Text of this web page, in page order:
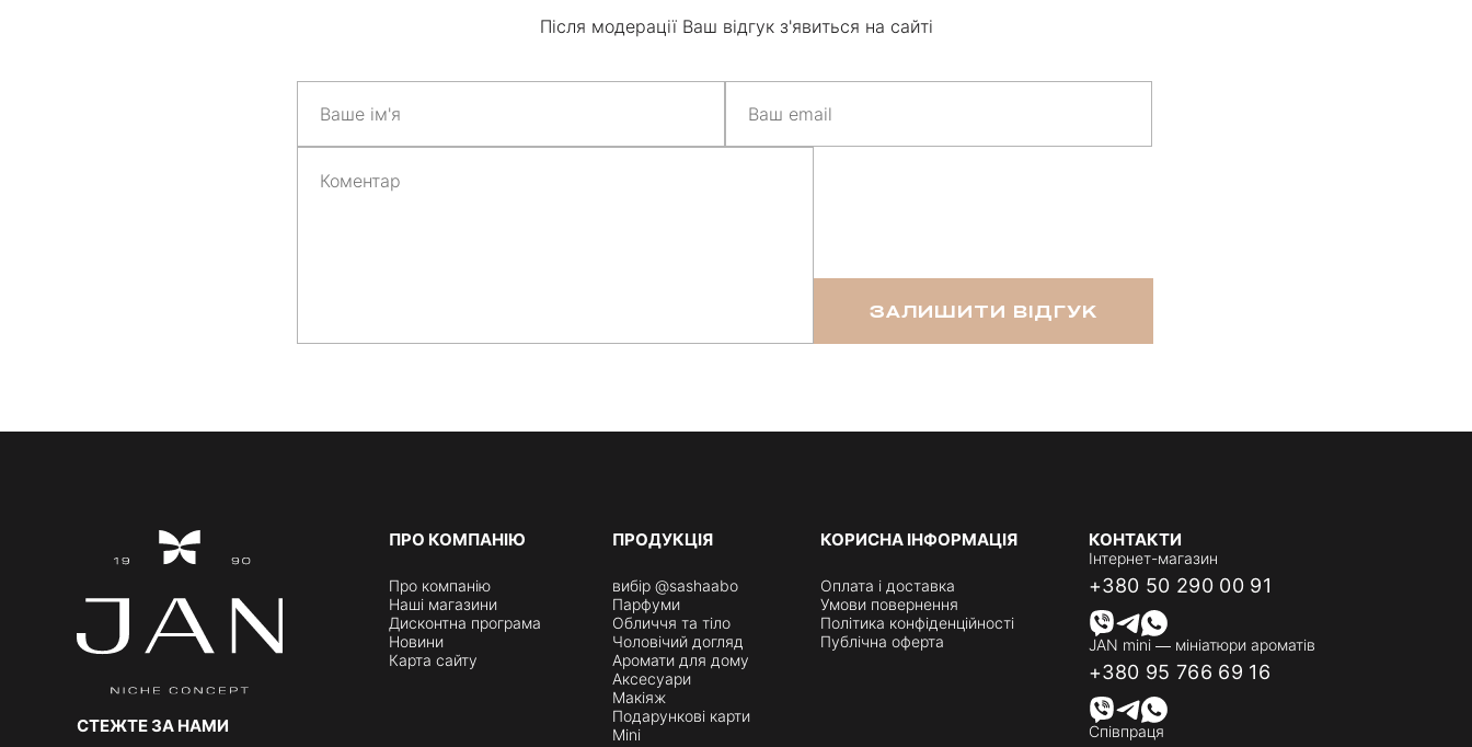
Після модерації Ваш відгук з'явиться на сайті
ЗАЛИШИТИ ВІДГУК
СТЕЖТЕ ЗА НАМИ
ПРО КОМПАНІЮ
Про компанію
Наші магазини
Дисконтна програма
Новини
Карта сайту
ПРОДУКЦІЯ
вибір @sashaabo
Парфуми
Обличчя та тіло
Чоловічий догляд
Аромати для дому
Аксесуари
Макіяж
Подарункові карти
Mini
КОРИСНА ІНФОРМАЦІЯ
Оплата і доставка
Умови повернення
Політика конфіденційності
Публічна оферта
КОНТАКТИ
Інтернет-магазин
+380 50 290 00 91
JAN mini — мініатюри ароматів
+380 95 766 69 16
Співпраця